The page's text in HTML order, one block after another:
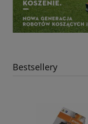
Bestsellery